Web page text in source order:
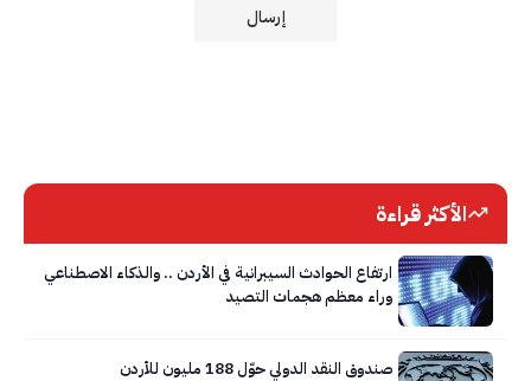
الأكثر قراءة
ارتفاع الحوادث السيبرانية في الأردن .. والذكاء الاصطناعي
وراء معظم هجمات التصيد
صندوق النقد الدولي حوّل 188 مليون للأردن